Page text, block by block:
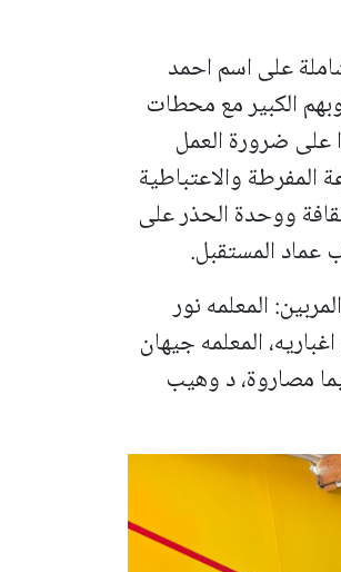
على اسم احمد
الكبير مع محطات
على ضرورة العمل
والاعتباطية
ووحدة الحذر على
عماد المستقبل.
المعلمه نور
المعلمه جيهان
مصاروة، د وهيب